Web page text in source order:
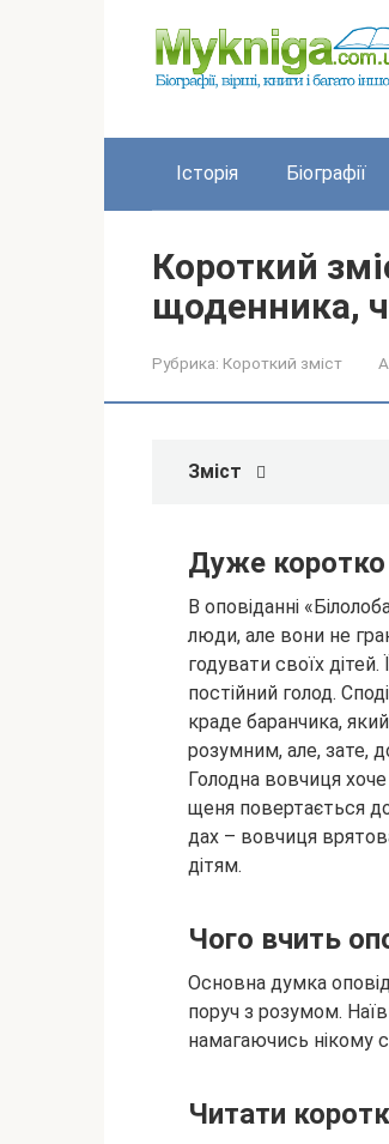
Історія Біографії
Короткий
щоденника,
Рубрика: Короткий зміст
Зміст
Дуже коротко
В оповіданні
люди, але вони не
годувати своїх
постійний голод.
краде баранчика,
розумним, але, зате,
Голодна вовчиця хоче
щеня повертається
дах – вовчиця
дітям.
Чого вчить
Основна думка
поруч з розумом.
намагаючись нікому
Читати